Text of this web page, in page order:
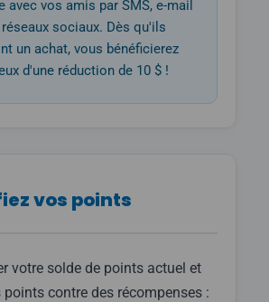
avec vos amis par SMS, e-mail
sociaux. Dès qu'ils
un achat, vous bénéficierez
d'une réduction de 10 $ !
vos points
votre solde de points actuel et
contre des récompenses :